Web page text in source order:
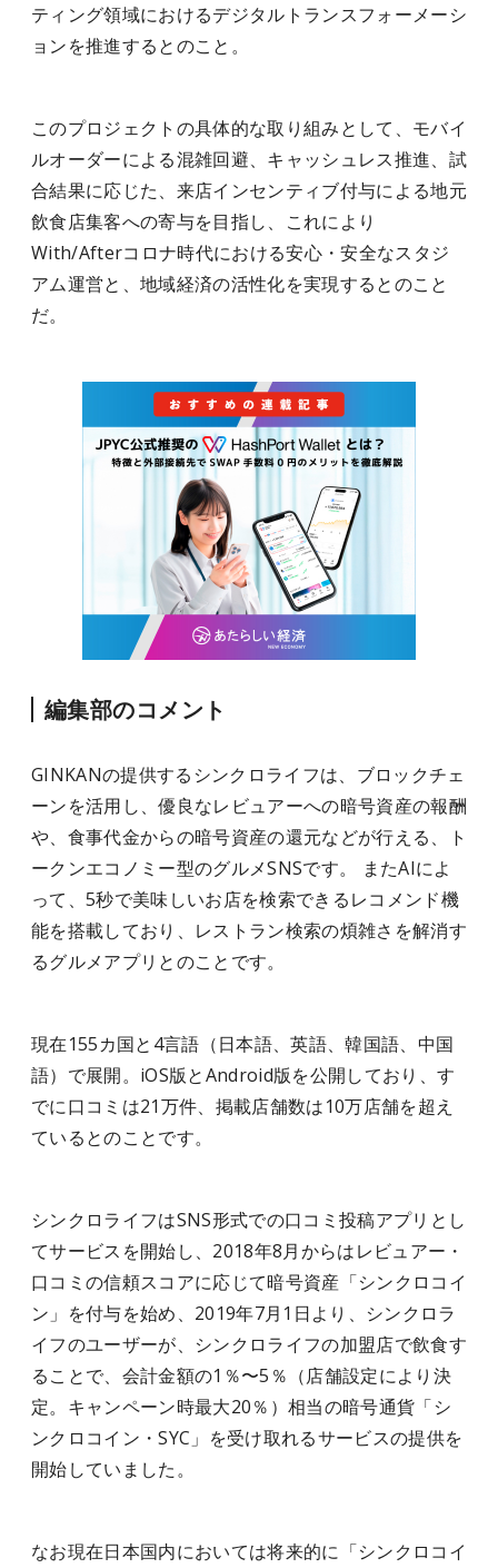
ティング領域におけるデジタルトランスフォーメーシ
ョンを推進するとのこと。
このプロジェクトの具体的な取り組みとして、モバイ
ルオーダーによる混雑回避、キャッシュレス推進、試
合結果に応じた、来店インセンティブ付与による地元
飲食店集客への寄与を目指し、これにより
With/Afterコロナ時代における安心・安全なスタジ
アム運営と、地域経済の活性化を実現するとのこと
だ。
編集部のコメント
GINKANの提供するシンクロライフは、ブロックチェ
ーンを活用し、優良なレビュアーへの暗号資産の報酬
や、食事代金からの暗号資産の還元などが行える、ト
ークンエコノミー型のグルメSNSです。
またAIによ
って、5秒で美味しいお店を検索できるレコメンド機
能を搭載しており、レストラン検索の煩雑さを解消す
るグルメアプリとのことです。
現在155カ国と4言語（日本語、英語、韓国語、中国
語）で展開。iOS版とAndroid版を公開しており、す
でに口コミは21万件、掲載店舗数は10万店舗を超え
ているとのことです。
シンクロライフはSNS形式での口コミ投稿アプリとし
てサービスを開始し、2018年8月からはレビュアー・
口コミの信頼スコアに応じて暗号資産「シンクロコイ
ン」を付与を始め、2019年7月1日より、シンクロラ
イフのユーザーが、シンクロライフの加盟店で飲食す
ることで、会計金額の1％〜5％（店舗設定により決
定。キャンペーン時最大20％）相当の暗号通貨「シ
ンクロコイン・SYC」を受け取れるサービスの提供を
開始していました。
なお現在日本国内においては将来的に「シンクロコイ